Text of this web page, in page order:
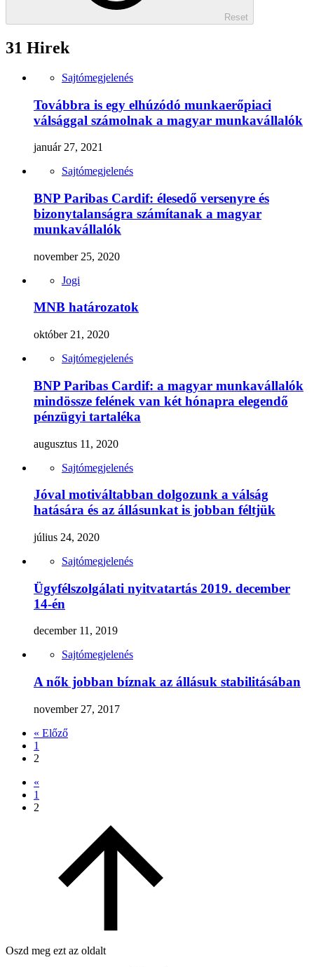
Reset
31 Hirek
Sajtómegjelenés
Továbbra is egy elhúzódó munkaerőpiaci
válsággal számolnak a magyar munkavállalók
január 27, 2021
Sajtómegjelenés
BNP Paribas Cardif: élesedő versenyre és
bizonytalanságra számítanak a magyar
munkavállalók
november 25, 2020
Jogi
MNB határozatok
október 21, 2020
Sajtómegjelenés
BNP Paribas Cardif: a magyar munkavállalók
mindössze felének van két hónapra elegendő
pénzügyi tartaléka
augusztus 11, 2020
Sajtómegjelenés
Jóval motiváltabban dolgozunk a válság
hatására és az állásunkat is jobban féltjük
július 24, 2020
Sajtómegjelenés
Ügyfélszolgálati nyitvatartás 2019. december
14-én
december 11, 2019
Sajtómegjelenés
A nők jobban bíznak az állásuk stabilitásában
november 27, 2017
« Előző
1
2
«
1
2
Oszd meg ezt az oldalt